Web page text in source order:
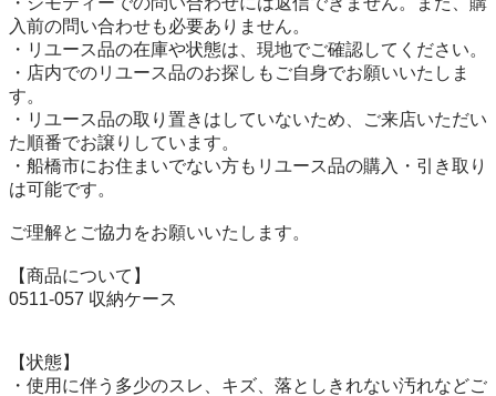
入前の問い合わせも必要ありません。
・リユース品の在庫や状態は、現地でご確認してください。
・店内でのリユース品のお探しもご自身でお願いいたしま
す。
・リユース品の取り置きはしていないため、ご来店いただい
た順番でお譲りしています。
・船橋市にお住まいでない方もリユース品の購入・引き取り
は可能です。
ご理解とご協力をお願いいたします。
【商品について】
0511-057 収納ケース
【状態】
・使用に伴う多少のスレ、キズ、落としきれない汚れなどご